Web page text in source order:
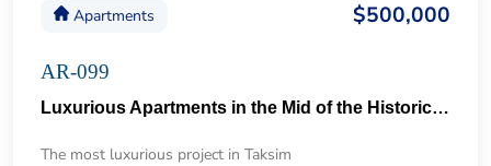
Apartments $500,000
AR-099
Luxurious Apartments in the Mid of the Historical Taksim 57
The most luxurious project in Taksim